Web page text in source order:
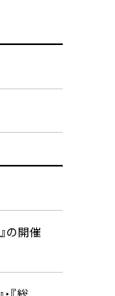
の開催